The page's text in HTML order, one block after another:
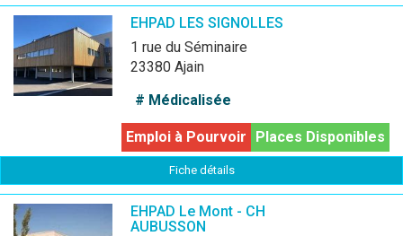
EHPAD LES SIGNOLLES
1 rue du Séminaire
23380 Ajain
# Médicalisée
Places Disponibles
Emploi à Pourvoir
Fiche détails
EHPAD Le Mont - CH
AUBUSSON